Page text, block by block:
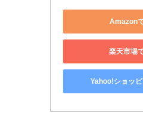
Amazon
楽天市場
Yahoo!ショッ